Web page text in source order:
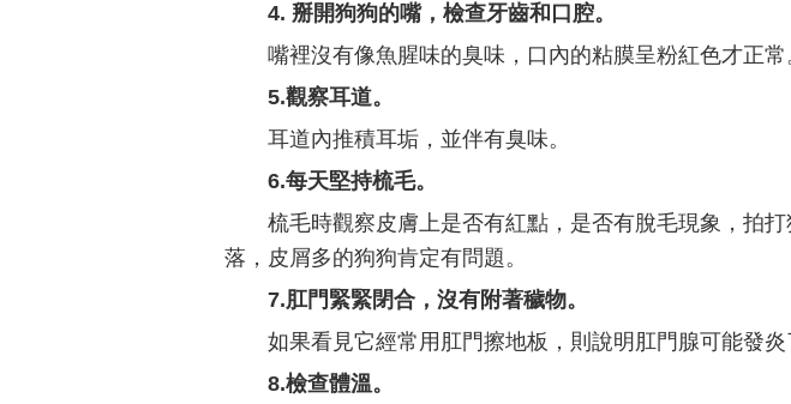
4. 掰開狗狗的嘴，檢查牙齒和口腔。
嘴裡沒有像魚腥味的臭味，口內的粘膜呈粉紅色才正常
5.觀察耳道。
耳道內推積耳垢，並伴有臭味。
6.每天堅持梳毛。
梳毛時觀察皮膚上是否有紅點，是否有脫毛現象，拍
落，皮屑多的狗狗肯定有問題。
7.肛門緊緊閉合，沒有附著穢物。
如果看見它經常用肛門擦地板，則說明肛門腺可能發炎
8.檢查體溫。